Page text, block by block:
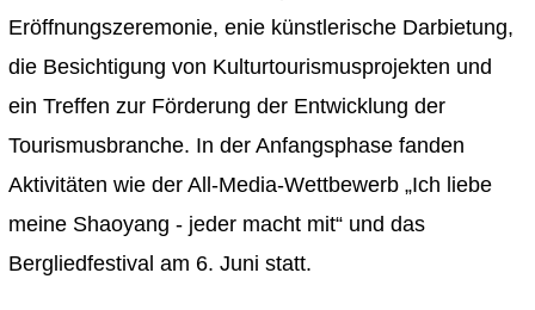
Eröffnungszeremonie, enie künstlerische Darbietung,
die Besichtigung von Kulturtourismusprojekten und
ein Treffen zur Förderung der Entwicklung der
Tourismusbranche. In der Anfangsphase fanden
Aktivitäten wie der All-Media-Wettbewerb „Ich liebe
meine Shaoyang - jeder macht mit“ und das
Bergliedfestival am 6. Juni statt.